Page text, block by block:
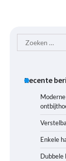
Zoeken
naar:
Recente
Enkele
Dubbele